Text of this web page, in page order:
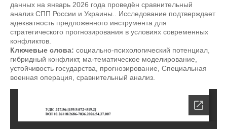
данных на январь 2026 года проведён сравнительный
анализ СПП России и Украины.. Исследование подтверждает
адекватность предложенного инструмента для
стратегического прогнозирования в условиях современных
конфликтов.
Ключевые слова: социально-психологический потенциал,
гибридный конфликт, ма-тематическое моделирование,
устойчивость государства, прогнозирование, Специальная
военная операция, сравнительный анализ.